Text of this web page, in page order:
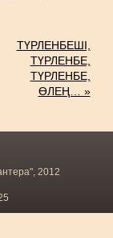
ТҮРЛЕНБЕШІ,
ТҮРЛЕНБЕ,
ТҮРЛЕНБЕ,
ӨЛЕҢ… »
2012